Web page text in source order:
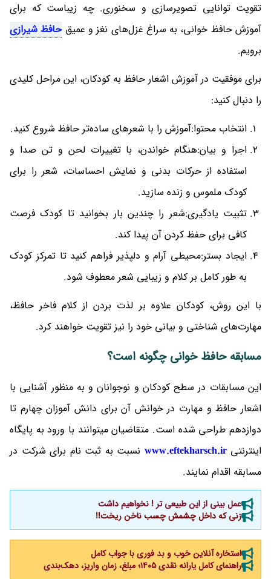
تقویت توانایی تصویرسازی و سخنوری. چه زیباست که برای
آموزش حافظ خوانی، به سراغ غزل‌های نغز و عمیقحافظ شیرازی
برویم.
برای موفقیت در آموزش اشعار حافظ به کودکان، این مراحل کلیدی
را دنبال کنید:
انتخاب محتوا:آموزش را با شعرهای ساده‌تر حافظ شروع کنید.
اجرا و بیان:هنگام خواندن، با تغییرات لحن و تن صدا و
استفاده از حرکات بدنی و نمایش احساسات، شعر را برای
کودک ملموس و زنده سازید.
تثبیت یادگیری:شعر را چندین بار بخوانید تا کودک فرصت
کافی برای حفظ کردن آن پیدا کند.
ایجاد بستر:محیطی آرام و دلپذیر فراهم کنید تا تمرکز کودک
به طور کامل بر کلام و زیبایی شعر معطوف شود.
با این روش، کودکان علاوه بر لذت بردن از کلام فاخر حافظ،
مهارت‌های شناختی و بیانی خود را نیز تقویت خواهند کرد.
مسابقه حافظ خوانی چگونه است؟
این مسابقات در سطح کودکان و نوجوانان و به منظور آشنایی با
اشعار حافظ و مهارت در خوانش آن برای دانش آموزان چهارم تا
دوازدهم طراحی شده است. متقاضیان میتوانند با ورود به پایگاه
اینترنتیwww.eftekharsch.ir نسبت به ثبت نام برای شرکت در
مسابقه اقدام نمایند.
عمل بینی از این طبیعی تر ! نخواهیم داشت
زنی که داخل چشمش چسب ناخن ریخت!!
استخاره آنلاین خوب و بد فوری با جواب کامل
راهنمای کامل یارانه نقدی ۱۴۰۵؛ مبلغ، زمان واریز، دهک‌بندی